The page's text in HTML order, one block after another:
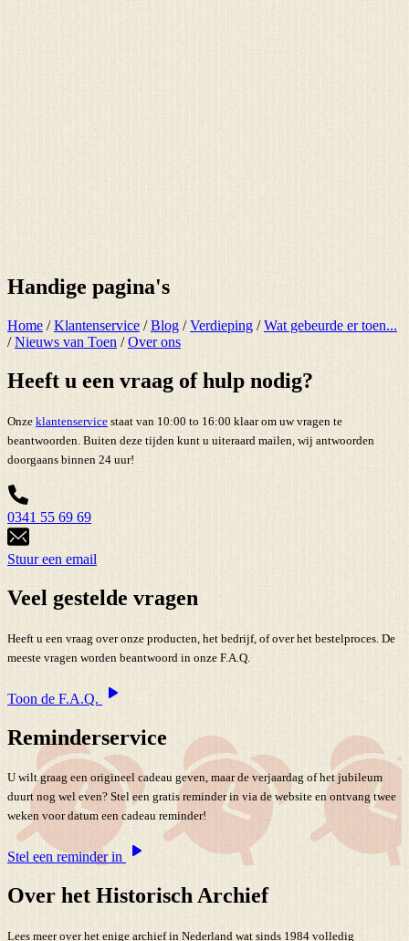
Handige pagina's
Home /Klantenservice /Blog /Verdieping /Wat gebeurde er toen...
/Nieuws van Toen /Over ons
Heeft u een vraag of hulp nodig?
Onze klantenservice staat van 10:00 to 16:00 klaar om uw vragen te
beantwoorden. Buiten deze tijden kunt u uiteraard mailen, wij antwoorden
doorgaans binnen 24 uur!
0341 55 69 69
Stuur een email
Veel gestelde vragen
Heeft u een vraag over onze producten, het bedrijf, of over het bestelproces. De
meeste vragen worden beantwoord in onze F.A.Q.
Toon de F.A.Q.
Reminderservice
U wilt graag een origineel cadeau geven, maar de verjaardag of het jubileum
duurt nog wel even? Stel een gratis reminder in via de website en ontvang twee
weken voor datum een cadeau reminder!
Stel een reminder in
Over het Historisch Archief
Lees meer over het enige archief in Nederland wat sinds 1984 volledig